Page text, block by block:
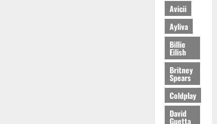
Avicii
Ayliva
Billie
Eilish
Britney
Spears
Coldplay
David
Guetta